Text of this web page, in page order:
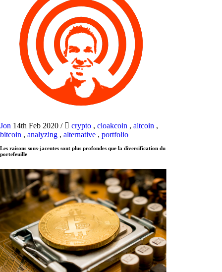
Jon 14th Feb 2020 / crypto , cloakcoin , altcoin ,
bitcoin , analyzing , alternative , portfolio
Les raisons sous-jacentes sont plus profondes que la diversification du
portefeuille